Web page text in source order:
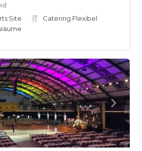
Site
Catering Flexibel